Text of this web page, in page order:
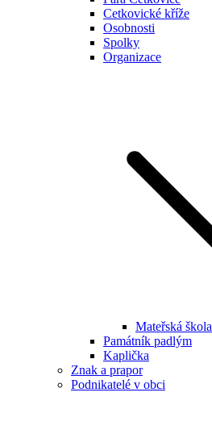
Cetkovické kříže
Osobnosti
Spolky
Organizace
Mateřská škola
Památník padlým
Kaplička
Znak a prapor
Podnikatelé v obci